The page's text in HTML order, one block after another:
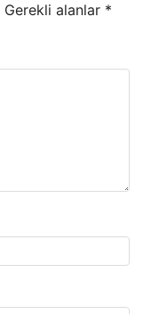
Gerekli alanlar *